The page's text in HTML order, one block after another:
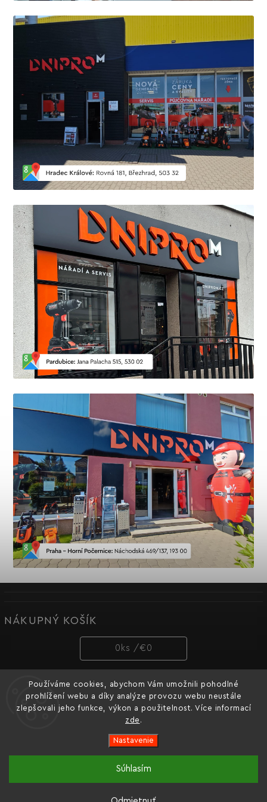
Používáme cookies, abychom Vám umožnili pohodlné
prohlížení webu a díky analýze provozu webu neustále
zlepšovali jeho funkce, výkon a použitelnost. Více informací
zde .
Nastavenie
Súhlasím
Oficiální e-shop ukrajinské značky nářadí Dnipro-M pro
Česko a Slovensko.
NÁKUPNÝ KOŠÍK
0 ks /€0
PRIJÍMAME ONLINE PLATBY